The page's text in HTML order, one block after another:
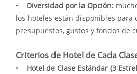
• Diversidad por la Opción:
los hoteles están disponibles para
presupuestos, gustos y fondos de
Criterios de Hotel de Cada
• Hotel de Clase Estándar (3